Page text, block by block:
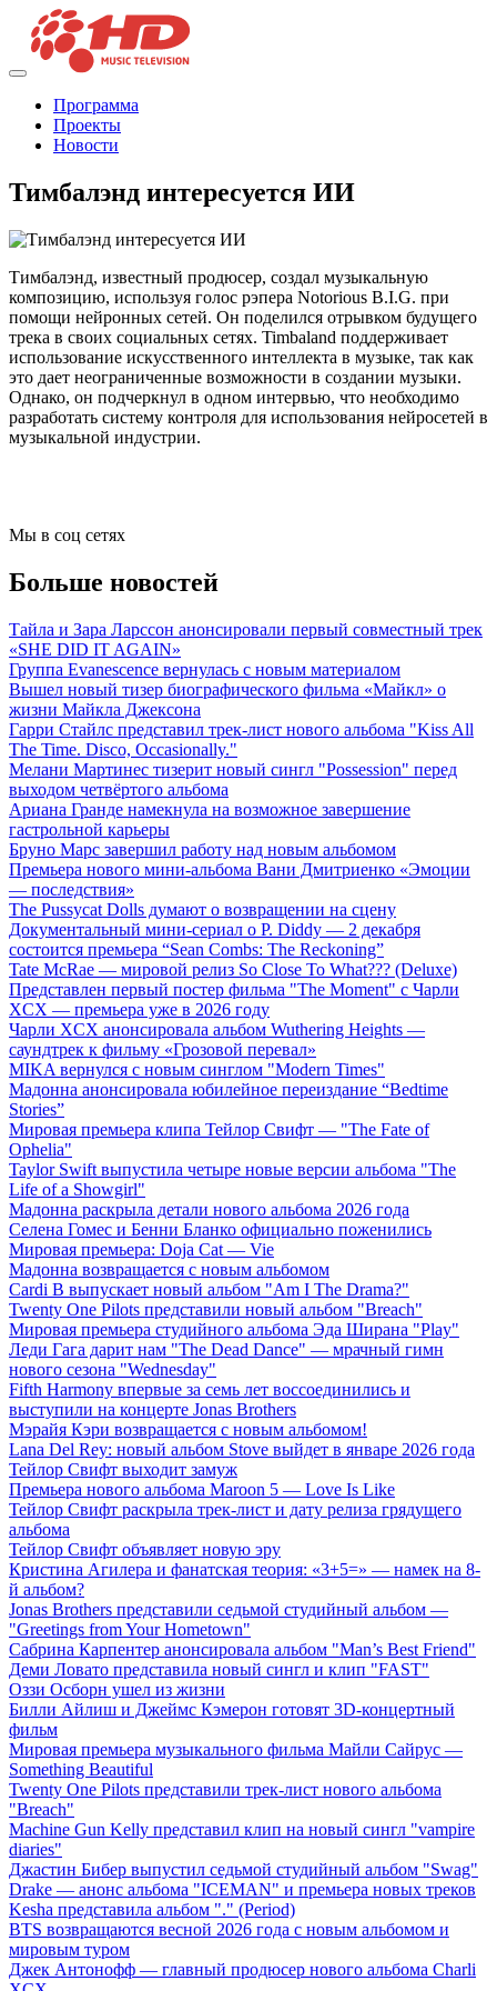
Программа
Проекты
Новости
Тимбалэнд интересуется ИИ
Тимбалэнд, известный продюсер, создал музыкальную
композицию, используя голос рэпера Notorious B.I.G. при
помощи нейронных сетей. Он поделился отрывком будущего
трека в своих социальных сетях. Timbaland поддерживает
использование искусственного интеллекта в музыке, так как
это дает неограниченные возможности в создании музыки.
Однако, он подчеркнул в одном интервью, что необходимо
разработать систему контроля для использования нейросетей в
музыкальной индустрии.
Мы в соц сетях
Больше новостей
Тайла и Зара Ларссон анонсировали первый совместный трек
«SHE DID IT AGAIN»
Группа Evanescence вернулась с новым материалом
Вышел новый тизер биографического фильма «Майкл» о
жизни Майкла Джексона
Гарри Стайлс представил трек-лист нового альбома "Kiss All
The Time. Disco, Occasionally."
Мелани Мартинес тизерит новый сингл "Possession" перед
выходом четвёртого альбома
Ариана Гранде намекнула на возможное завершение
гастрольной карьеры
Бруно Марс завершил работу над новым альбомом
Премьера нового мини-альбома Вани Дмитриенко «Эмоции
— последствия»
The Pussycat Dolls думают о возвращении на сцену
Документальный мини-сериал о P. Diddy — 2 декабря
состоится премьера “Sean Combs: The Reckoning”
Tate McRae — мировой релиз So Close To What??? (Deluxe)
Представлен первый постер фильма "The Moment" с Чарли
XCX — премьера уже в 2026 году
Чарли XCX анонсировала альбом Wuthering Heights —
саундтрек к фильму «Грозовой перевал»
MIKA вернулся с новым синглом "Modern Times"
Мадонна анонсировала юбилейное переиздание “Bedtime
Stories”
Мировая премьера клипа Тейлор Свифт — "The Fate of
Ophelia"
Taylor Swift выпустила четыре новые версии альбома "The
Life of a Showgirl"
Мадонна раскрыла детали нового альбома 2026 года
Селена Гомес и Бенни Бланко официально поженились
Мировая премьера: Doja Cat — Vie
Мадонна возвращается с новым альбомом
Cardi B выпускает новый альбом "Am I The Drama?"
Twenty One Pilots представили новый альбом "Breach"
Мировая премьера студийного альбома Эда Ширана "Play"
Леди Гага дарит нам "The Dead Dance" — мрачный гимн
нового сезона "Wednesday"
Fifth Harmony впервые за семь лет воссоединились и
выступили на концерте Jonas Brothers
Мэрайя Кэри возвращается с новым альбомом!
Lana Del Rey: новый альбом Stove выйдет в январе 2026 года
Тейлор Свифт выходит замуж
Премьера нового альбома Maroon 5 — Love Is Like
Тейлор Свифт раскрыла трек-лист и дату релиза грядущего
альбома
Тейлор Свифт объявляет новую эру
Кристина Агилера и фанатская теория: «3+5=» — намек на 8-
й альбом?
Jonas Brothers представили седьмой студийный альбом —
"Greetings from Your Hometown"
Сабрина Карпентер анонсировала альбом "Man’s Best Friend"
Деми Ловато представила новый сингл и клип "FAST"
Оззи Осборн ушел из жизни
Билли Айлиш и Джеймс Кэмерон готовят 3D-концертный
фильм
Мировая премьера музыкального фильма Майли Сайрус —
Something Beautiful
Twenty One Pilots представили трек-лист нового альбома
"Breach"
Machine Gun Kelly представил клип на новый сингл "vampire
diaries"
Джастин Бибер выпустил седьмой студийный альбом "Swag"
Drake — анонс альбома "ICEMAN" и премьера новых треков
Kesha представила альбом "." (Period)
BTS возвращаются весной 2026 года с новым альбомом и
мировым туром
Джек Антонофф — главный продюсер нового альбома Charli